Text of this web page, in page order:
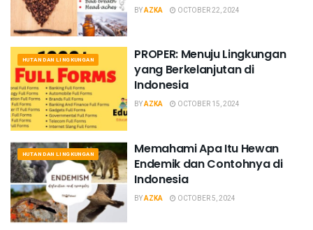
BYAZKA OCTOBER 22, 2024
HUTAN DAN LINGKUNGAN
PROPER: Menuju Lingkungan
yang Berkelanjutan di
Indonesia
BYAZKA OCTOBER 15, 2024
HUTAN DAN LINGKUNGAN
Memahami Apa Itu Hewan
Endemik dan Contohnya di
Indonesia
BYAZKA OCTOBER 5, 2024